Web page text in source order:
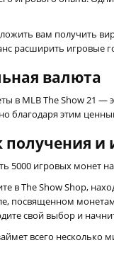
вам получить
расширить игровые
валюта
в MLB The Show 21 —
благодаря этим
получения и
5000 игровых монет
в The Show Shop,
посвященном
свой выбор и
всего